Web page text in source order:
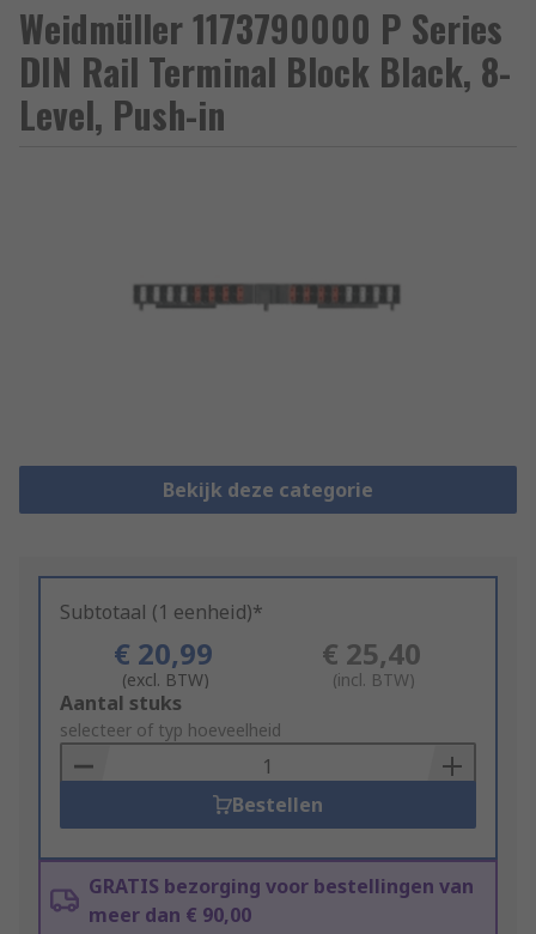
Weidmüller 1173790000 P Series
DIN Rail Terminal Block Black, 8-
Level, Push-in
Bekijk deze categorie
Subtotaal (1 eenheid)*
€ 20,99
(excl. BTW)
€ 25,40
(incl. BTW)
Add
to
Basket
Aantal stuks
selecteer of typ hoeveelheid
Bestellen
GRATIS bezorging voor bestellingen van
meer dan € 90,00